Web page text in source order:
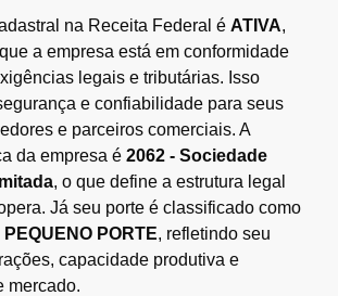
na Receita Federal é ATIVA,
a empresa está em conformidade
legais e tributárias. Isso
e confiabilidade para seus
e parceiros comerciais. A
da empresa é 2062 - Sociedade
, o que define a estrutura legal
Já seu porte é classificado como
PORTE, refletindo seu
capacidade produtiva e
mercado.